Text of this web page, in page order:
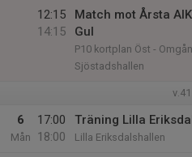
12:15
14:15
Match mot Årsta
Gul
P10 kortplan Öst -
Sjöstadshallen
v.41
6
Mån
17:00
18:00
Träning Lilla
Lilla Eriksdalshallen